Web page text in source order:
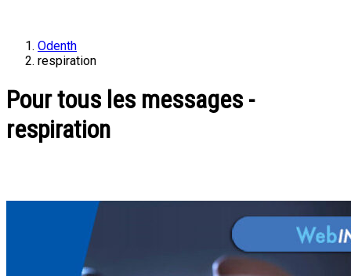
Odenth
respiration
Pour tous les messages -
respiration